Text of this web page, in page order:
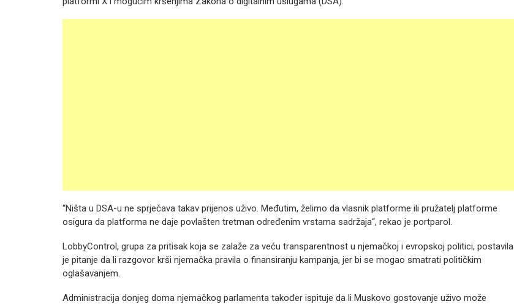
“Ništa u DSA-u ne sprječava takav prijenos uživo. Međutim, želimo da vlasnik platforme ili pružatelj platforme
osigura da platforma ne daje povlašten tretman određenim vrstama sadržaja“, rekao je portparol.
LobbyControl, grupa za pritisak koja se zalaže za veću transparentnost u njemačkoj i evropskoj politici, postavila
je pitanje da li razgovor krši njemačka pravila o finansiranju kampanja, jer bi se mogao smatrati političkim
oglašavanjem.
Administracija donjeg doma njemačkog parlamenta također ispituje da li Muskovo gostovanje uživo može